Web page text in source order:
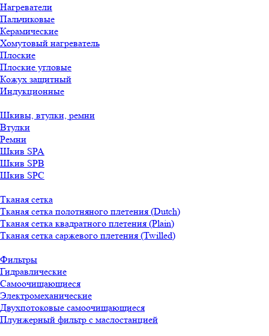
Нагреватели
Пальчиковые
Керамические
Хомутовый нагреватель
Плоские
Плоские угловые
Кожух защитный
Индукционные
Шкивы, втулки, ремни
Втулки
Ремни
Шкив SPA
Шкив SPB
Шкив SPC
Тканая сетка
Тканая сетка полотняного плетения (Dutch)
Тканая сетка квадратного плетения (Plain)
Тканая сетка саржевого плетения (Twilled)
Фильтры
Гидравлические
Самоочищающиеся
Электромеханические
Двухпотоковые самоочищающиеся
Плунжерный фильтр с маслостанцией